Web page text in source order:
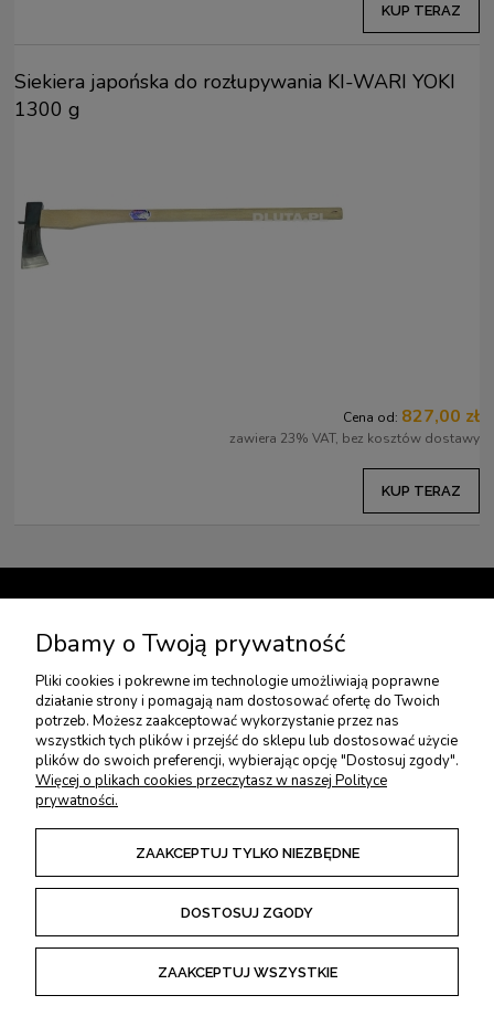
KUP TERAZ
Siekiera japońska do rozłupywania KI-WARI YOKI
1300 g
Cena od: 827,00 zł
zawiera 23% VAT, bez kosztów dostawy
KUP TERAZ
USŁUGI DODATKOWE
PŁATNOŚCI I DOSTAWA
ZWROTY I REKLAMACJE
REGULAMINY
POKAŻ PEŁNĄ WERSJĘ STRONY
Dbamy o Twoją prywatność
Pliki cookies i pokrewne im technologie umożliwiają poprawne
działanie strony i pomagają nam dostosować ofertę do Twoich
potrzeb. Możesz zaakceptować wykorzystanie przez nas
wszystkich tych plików i przejść do sklepu lub dostosować użycie
plików do swoich preferencji, wybierając opcję "Dostosuj zgody".
Więcej o plikach cookies przeczytasz w naszej Polityce
prywatności.
ZAAKCEPTUJ TYLKO NIEZBĘDNE
DOSTOSUJ ZGODY
ZAAKCEPTUJ WSZYSTKIE